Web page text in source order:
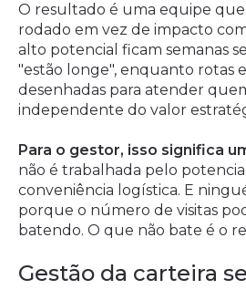
O resultado é uma equipe
rodado em vez de impacto
alto potencial ficam semanas
"estão longe", enquanto rotas
desenhadas para atender
independente do valor
Para o gestor, isso significa
não é trabalhada pelo
conveniência logística. E
porque o número de visitas
batendo. O que não bate é o
Gestão da carteira